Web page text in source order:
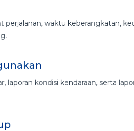
waktu keberangkatan,
laporan kondisi kendaraan, serta